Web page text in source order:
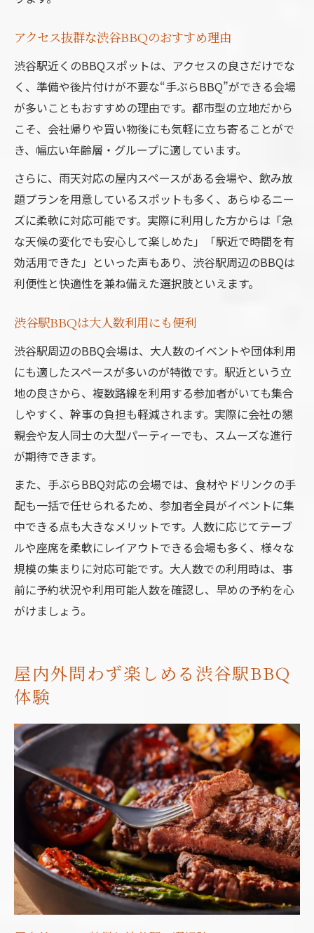
アクセス抜群な渋谷BBQのおすすめ理由
渋谷駅近くのBBQスポットは、アクセスの良さだけでな
く、準備や後片付けが不要な“手ぶらBBQ”ができる会場
が多いこともおすすめの理由です。都市型の立地だから
こそ、会社帰りや買い物後にも気軽に立ち寄ることがで
き、幅広い年齢層・グループに適しています。
さらに、雨天対応の屋内スペースがある会場や、飲み放
題プランを用意しているスポットも多く、あらゆるニー
ズに柔軟に対応可能です。実際に利用した方からは「急
な天候の変化でも安心して楽しめた」「駅近で時間を有
効活用できた」といった声もあり、渋谷駅周辺のBBQは
利便性と快適性を兼ね備えた選択肢といえます。
渋谷駅BBQは大人数利用にも便利
渋谷駅周辺のBBQ会場は、大人数のイベントや団体利用
にも適したスペースが多いのが特徴です。駅近という立
地の良さから、複数路線を利用する参加者がいても集合
しやすく、幹事の負担も軽減されます。実際に会社の懇
親会や友人同士の大型パーティーでも、スムーズな進行
が期待できます。
また、手ぶらBBQ対応の会場では、食材やドリンクの手
配も一括で任せられるため、参加者全員がイベントに集
中できる点も大きなメリットです。人数に応じてテーブ
ルや座席を柔軟にレイアウトできる会場も多く、様々な
規模の集まりに対応可能です。大人数での利用時は、事
前に予約状況や利用可能人数を確認し、早めの予約を心
がけましょう。
屋内外問わず楽しめる渋谷駅BBQ
体験